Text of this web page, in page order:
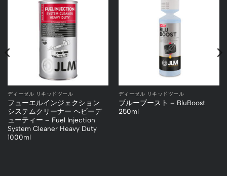
ディーゼル リキッドツール
フューエルインジェクション
システムクリーナー ヘビーデ
ューティー – Fuel Injection
System Cleaner Heavy Duty
1000ml
ディーゼル リキッドツール
ブルーブースト – BluBoost
250ml